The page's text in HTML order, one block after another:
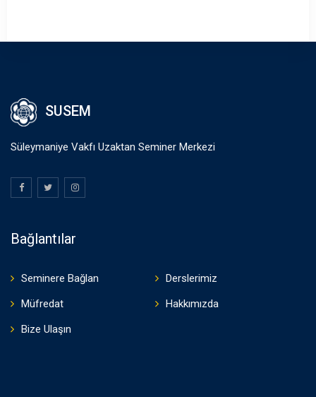
SUSEM
Süleymaniye Vakfı Uzaktan Seminer Merkezi
Bağlantılar
Seminere Bağlan
Derslerimiz
Müfredat
Hakkımızda
Bize Ulaşın